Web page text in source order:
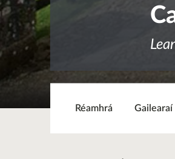
Réamhrá Gailearaí